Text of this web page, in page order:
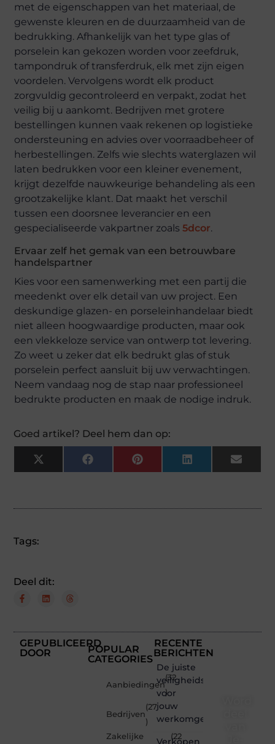
met de eigenschappen van het materiaal, de
gewenste kleuren en de duurzaamheid van de
bedrukking. Afhankelijk van het type glas of
porselein kan gekozen worden voor zeefdruk,
tampondruk of transferdruk, elk met zijn eigen
voordelen. Vervolgens wordt elk product
zorgvuldig gecontroleerd en verpakt, zodat het
veilig bij u aankomt. Bedrijven met grotere
bestellingen kunnen vaak rekenen op logistieke
ondersteuning en advies over voorraadbeheer of
herbestellingen. Zelfs wie slechts waterglazen wil
laten bedrukken voor een kleiner evenement,
krijgt dezelfde nauwkeurige behandeling als een
grootzakelijke klant. Dat maakt het verschil
tussen een doorsnee leverancier en een
gespecialiseerde vakpartner zoals5dcor.
Ervaar zelf het gemak van een betrouwbare
handelspartner
Kies voor een samenwerking met een partij die
meedenkt over elk detail van uw project. Een
deskundige glazen- en porseleinhandelaar biedt
niet alleen hoogwaardige producten, maar ook
een vlekkeloze service van ontwerp tot levering.
Zo weet u zeker dat elk bedrukt glas of stuk
porselein perfect aansluit bij uw verwachtingen.
Neem vandaag nog de stap naar professioneel
bedrukte producten en maak de nodige indruk.
Goed artikel? Deel hem dan op:
X
(Twitter)
FacebookPinterestLinkedInEmail
Tags:
Deel dit:
GEPUBLICEERD
DOOR
POPULAR
CATEGORIES
Aanbiedingen
(32
)
Bedrijven
(27
)
Zakelijke
(22
RECENTE
BERICHTEN
De juiste
veiligheidsschoenen
voor
jouw
werkomgeving
Verkopen